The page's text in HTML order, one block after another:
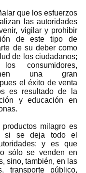
que los esfuerzos
las autoridades
vigilar y prohibir
de este tipo de
de su deber como
de los ciudadanos;
consumidores,
una gran
el éxito de venta
es resultado de la
y educación en
milagro es
si se deja todo el
y es que
sólo se venden en
sino, también, en las
transporte público,